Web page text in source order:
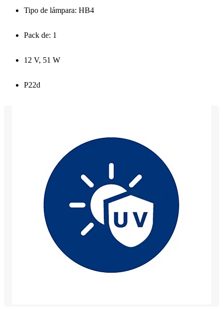
Tipo de lámpara: HB4
Pack de: 1
12 V, 51 W
P22d